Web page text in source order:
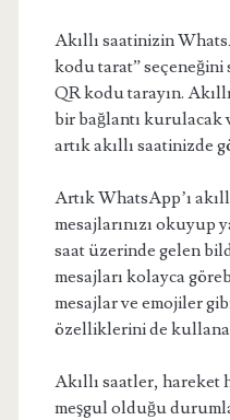
Akıllı saatinizin
kodu tarat”
QR kodu tarayın.
bir bağlantı kurulacak
artık akıllı saatinizde
Artık WhatsApp’ı
mesajlarınızı okuyup
saat üzerinde gelen
mesajları kolayca
mesajlar ve emojiler
özelliklerini de
Akıllı saatler, hareket
meşgul olduğu